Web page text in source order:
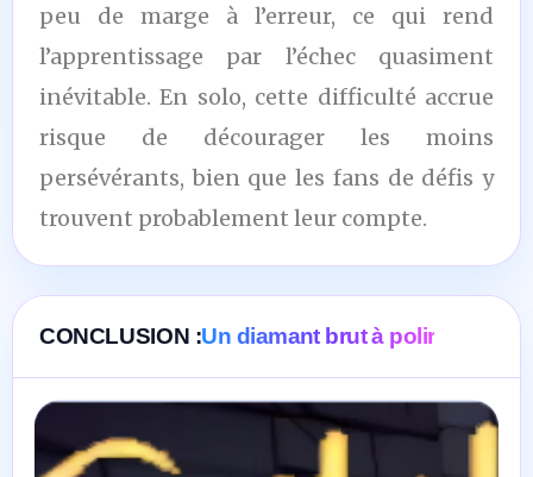
peu de marge à l’erreur, ce qui rend
l’apprentissage par l’échec quasiment
inévitable. En solo, cette difficulté accrue
risque de décourager les moins
persévérants, bien que les fans de défis y
trouvent probablement leur compte.
CONCLUSION :Un diamant brut à polir